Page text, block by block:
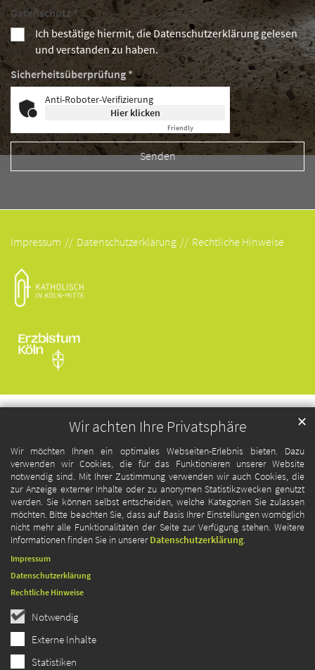
Wir achten Ihre Privatsphäre
Wir möchten Ihnen ein optimales Webseiten-Erlebnis bieten. Dazu
verwenden wir Cookies, die für das Funktionieren unserer Website
notwendig sind. Mit Ihrer Zustimmung verwenden wir auch Cookies, die
zur Anzeige externer Inhalte oder zu anonymen Statistikzwecken genutzt
werden. Sie können selbst entscheiden, welche Kategorien Sie zulassen
möchten. Bitte beachten Sie, dass auf Basis Ihrer Einstellungen womöglich
nicht mehr alle Funktionalitäten der Seite zur Verfügung stehen. Weitere
Informationen finden Sie in unsererDatenschutzerklärung.
Notwendig
Externe Inhalte
Statistiken
✕
Impressum
Datenschutzerklärung
Rechtliche Hinweise
Datenschutz *
Ich bestätige hiermit, die Datenschutzerklärung gelesen
und verstanden zu haben.
Sicherheitsüberprüfung *
Anti-Roboter-Verifizierung
Hier klicken
Friendly
Impressum Datenschutzerklärung Rechtliche Hinweise